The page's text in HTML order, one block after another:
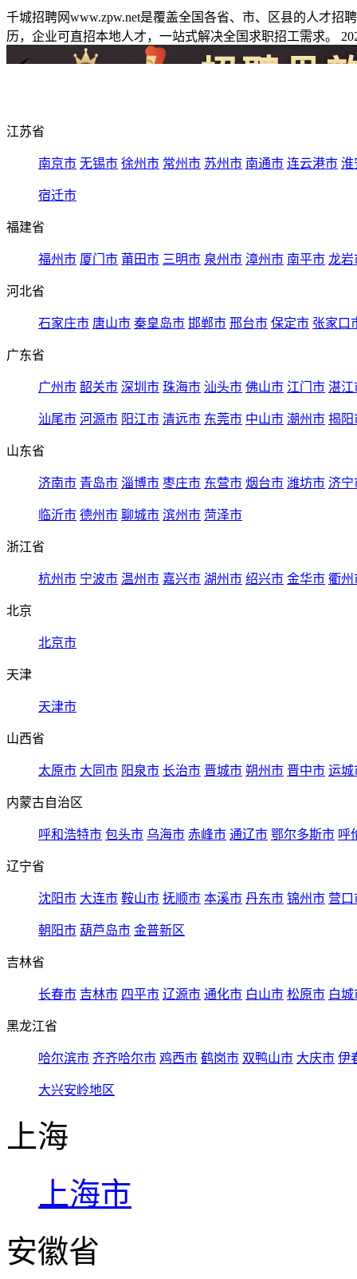
千城招聘网www.zpw.net是覆盖全国各省、市、区县的人才
历，企业可直招本地人才，一站式解决全国求职招工需求。
江苏省
南京市 无锡市 徐州市 常州市 苏州市 南通市 连云港市 淮
宿迁市
福建省
福州市 厦门市 莆田市 三明市 泉州市 漳州市 南平市 龙岩
河北省
石家庄市 唐山市 秦皇岛市 邯郸市 邢台市 保定市 张家口
广东省
广州市 韶关市 深圳市 珠海市 汕头市 佛山市 江门市 湛江
汕尾市 河源市 阳江市 清远市 东莞市 中山市 潮州市 揭阳
山东省
济南市 青岛市 淄博市 枣庄市 东营市 烟台市 潍坊市 济宁
临沂市 德州市 聊城市 滨州市 菏泽市
浙江省
杭州市 宁波市 温州市 嘉兴市 湖州市 绍兴市 金华市 衢州
北京
北京市
天津
天津市
山西省
太原市 大同市 阳泉市 长治市 晋城市 朔州市 晋中市 运城
内蒙古自治区
呼和浩特市 包头市 乌海市 赤峰市 通辽市 鄂尔多斯市 呼
辽宁省
沈阳市 大连市 鞍山市 抚顺市 本溪市 丹东市 锦州市 营口
朝阳市 葫芦岛市 金普新区
吉林省
长春市 吉林市 四平市 辽源市 通化市 白山市 松原市 白城
黑龙江省
哈尔滨市 齐齐哈尔市 鸡西市 鹤岗市 双鸭山市 大庆市 伊
大兴安岭地区
上海
上海市
安徽省